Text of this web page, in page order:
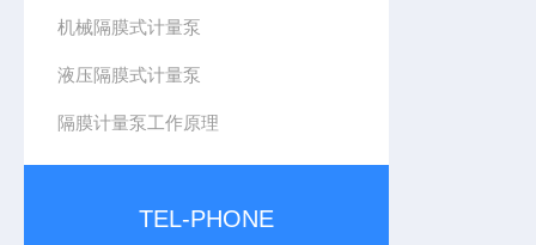
机械隔膜式计量泵
液压隔膜式计量泵
隔膜计量泵工作原理
TEL-PHONE